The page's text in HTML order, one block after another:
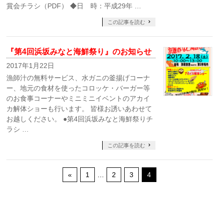
賞会チラシ（PDF） ◆日 時：平成29年 …
この記事を読む
『第4回浜坂みなと海鮮祭り』のお知らせ
2017年1月22日
漁師汁の無料サービス、水ガニの釜揚げコーナ
ー、地元の食材を使ったコロッケ・バーガー等
のお食事コーナーやミニミニイベントのアカイ
カ解体ショーも行います。 皆様お誘いあわせて
お越しください。 ●第4回浜坂みなと海鮮祭りチ
ラシ …
この記事を読む
« 1 2 3 4